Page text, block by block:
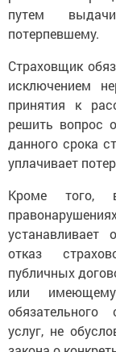
путем
потерпевшему.
Страховщик
исключением
принятия к
решить вопрос
данного срока
уплачивает
Кроме того,
устанавливает
отказ
публичных
или
услуг, не